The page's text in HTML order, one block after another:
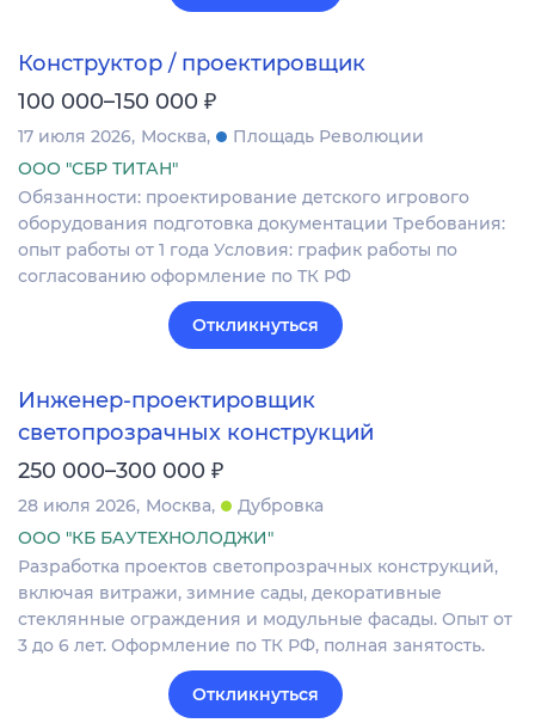
Конструктор / проектировщик
100 000–150 000 ₽
17 июля 2026 Москва
Площадь Революции
ООО "СБР ТИТАН"
Обязанности: проектирование детского игрового
оборудования подготовка документации Требования:
опыт работы от 1 года Условия: график работы по
согласованию оформление по ТК РФ
Откликнуться
Инженер-проектировщик
светопрозрачных конструкций
250 000–300 000 ₽
28 июля 2026 Москва
Дубровка
ООО "КБ БАУТЕХНОЛОДЖИ"
Разработка проектов светопрозрачных конструкций,
включая витражи, зимние сады, декоративные
стеклянные ограждения и модульные фасады. Опыт от
3 до 6 лет. Оформление по ТК РФ, полная занятость.
Откликнуться